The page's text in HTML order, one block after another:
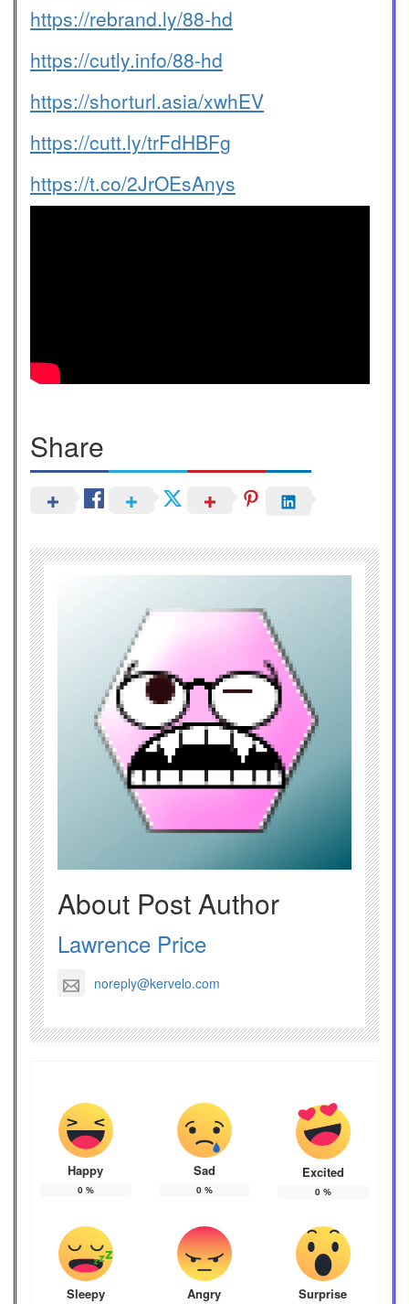
https://rebrand.ly/88-hd
https://cutly.info/88-hd
https://shorturl.asia/xwhEV
https://cutt.ly/trFdHBFg
https://t.co/2JrOEsAnys
Share
About Post Author
Lawrence Price
noreply@kervelo.com
Happy
0%
Sad
0%
Excited
0%
Sleepy Angry Surprise